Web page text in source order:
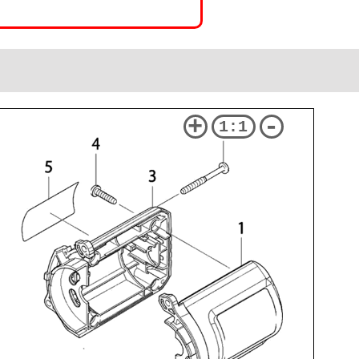
+ 1:1 -